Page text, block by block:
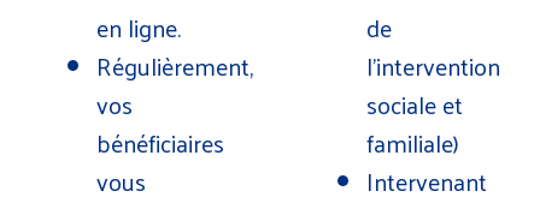
en ligne.
Régulièrement,
vos
bénéficiaires
vous
de
l’intervention
sociale et
familiale)
Intervenant